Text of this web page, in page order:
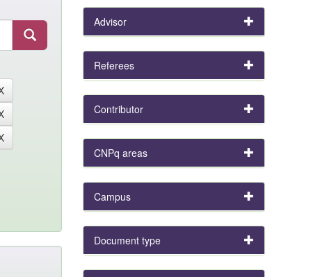
Advisor
Referees
Contributor
CNPq areas
Campus
Document type